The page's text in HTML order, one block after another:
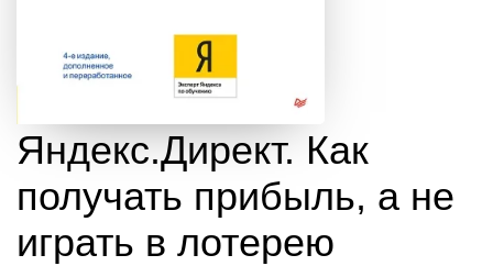
Яндекс.Директ. Как
получать прибыль, а не
играть в лотерею